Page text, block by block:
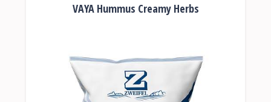
VAYA Hummus Creamy Herbs